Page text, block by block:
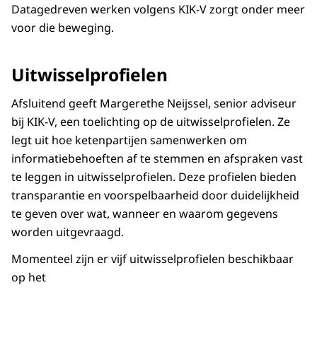
Datagedreven werken volgens KIK-V zorgt onder meer
voor die beweging.
Uitwisselprofielen
Afsluitend geeft Margerethe Neijssel, senior adviseur
bij KIK-V, een toelichting op de uitwisselprofielen. Ze
legt uit hoe ketenpartijen samenwerken om
informatiebehoeften af te stemmen en afspraken vast
te leggen in uitwisselprofielen. Deze profielen bieden
transparantie en voorspelbaarheid door duidelijkheid
te geven over wat, wanneer en waarom gegevens
worden uitgevraagd.
Momenteel zijn er vijf uitwisselprofielen beschikbaar
op het